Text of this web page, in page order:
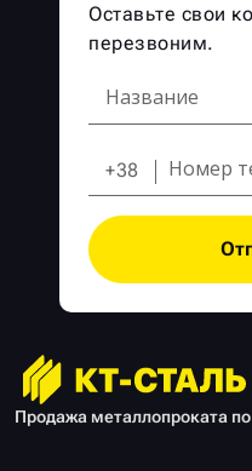
Продажа металлопроката
Оставьте свои
перезвоним.
+38